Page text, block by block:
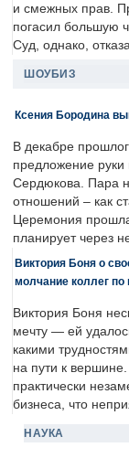
и смежных прав.
погасил большую
Суд, однако,
ШОУБИЗ
Ксения Бородина
В декабре
предложение руки
Сердюкова. Пара
отношений – как
Церемония прошла
планирует через
Виктория Боня о
молчание коллег по
Виктория Боня
мечту — ей
какими
на пути к
практически
бизнеса, что
НАУКА